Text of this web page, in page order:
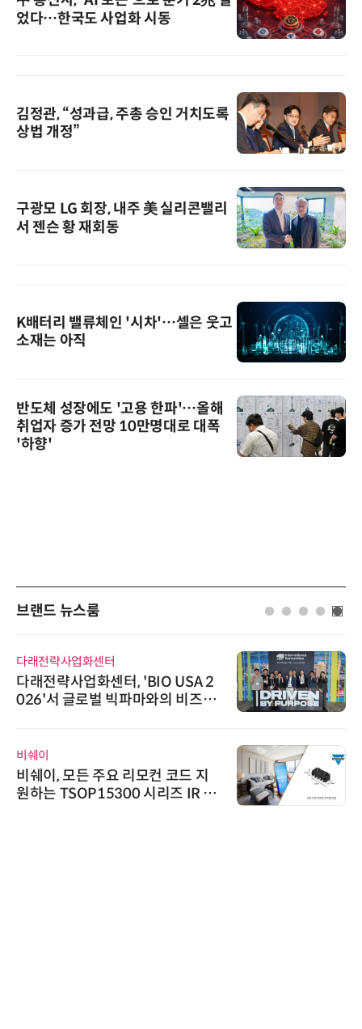
었다…한국도 사업화 시동
김정관, “성과급, 주총 승인 거치도록
상법 개정”
구광모 LG 회장, 내주 美 실리콘밸리
서 젠슨 황 재회동
K배터리 밸류체인 '시차'…셀은 웃고
소재는 아직
반도체 성장에도 '고용 한파'…올해
취업자 증가 전망 10만명대로 대폭
'하향'
브랜드 뉴스룸
다래전략사업화센터
다래전략사업화센터, 'BIO USA 2
026'서 글로벌 빅파마와의 비즈니
비쉐이
비쉐이, 모든 주요 리모컨 코드 지
원하는 TSOP15300 시리즈 IR 수